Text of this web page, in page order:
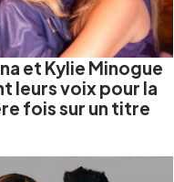
et Kylie Minogue
leurs voix pour la
fois sur un titre